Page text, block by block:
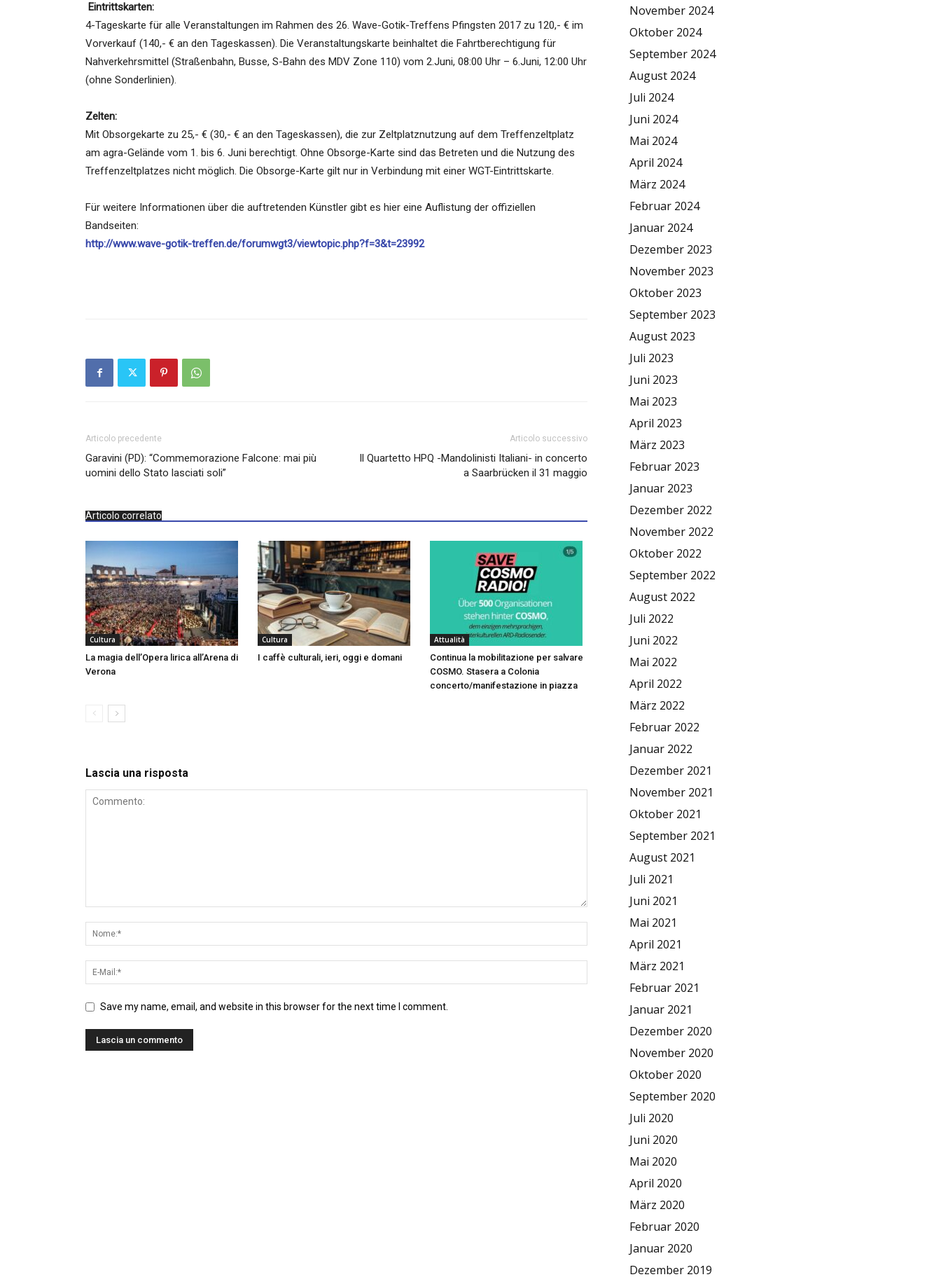
Eintrittskarten:
4-Tageskarte für alle Veranstaltungen im Rahmen des 26. Wave-Gotik-Treffens Pfingsten 2017 zu 120,- € im
Vorverkauf (140,- € an den Tageskassen). Die Veranstaltungskarte beinhaltet die Fahrtberechtigung für
Nahverkehrsmittel (Straßenbahn, Busse, S-Bahn des MDV Zone 110) vom 2.Juni, 08:00 Uhr – 6.Juni, 12:00 Uhr
(ohne Sonderlinien).
Zelten:
Mit Obsorgekarte zu 25,- € (30,- € an den Tageskassen), die zur Zeltplatznutzung auf dem Treffenzeltplatz
am agra-Gelände vom 1. bis 6. Juni berechtigt. Ohne Obsorge-Karte sind das Betreten und die Nutzung des
Treffenzeltplatzes nicht möglich. Die Obsorge-Karte gilt nur in Verbindung mit einer WGT-Eintrittskarte.
Für weitere Informationen über die auftretenden Künstler gibt es hier eine Auflistung der offiziellen
Bandseiten:
http://www.wave-gotik-treffen.de/forumwgt3/viewtopic.php?f=3&t=23992
Articolo precedente
Garavini (PD): “Commemorazione Falcone: mai più
uomini dello Stato lasciati soli”
Articolo successivo
Il Quartetto HPQ -Mandolinisti Italiani- in concerto
a Saarbrücken il 31 maggio
Articolo correlato
Cultura
La magia dell’Opera lirica all’Arena di
Verona
Cultura
I caffè culturali, ieri, oggi e domani
Attualità
Continua la mobilitazione per salvare
COSMO. Stasera a Colonia
concerto/manifestazione in piazza
Lascia una risposta
Save my name, email, and website in this browser for the next time I comment.
November 2024
Oktober 2024
September 2024
August 2024
Juli 2024
Juni 2024
Mai 2024
April 2024
März 2024
Februar 2024
Januar 2024
Dezember 2023
November 2023
Oktober 2023
September 2023
August 2023
Juli 2023
Juni 2023
Mai 2023
April 2023
März 2023
Februar 2023
Januar 2023
Dezember 2022
November 2022
Oktober 2022
September 2022
August 2022
Juli 2022
Juni 2022
Mai 2022
April 2022
März 2022
Februar 2022
Januar 2022
Dezember 2021
November 2021
Oktober 2021
September 2021
August 2021
Juli 2021
Juni 2021
Mai 2021
April 2021
März 2021
Februar 2021
Januar 2021
Dezember 2020
November 2020
Oktober 2020
September 2020
Juli 2020
Juni 2020
Mai 2020
April 2020
März 2020
Februar 2020
Januar 2020
Dezember 2019